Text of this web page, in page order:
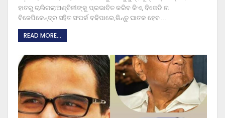
ହାତରୁ ଚାଲିଗଲାଅଶ୍ବିନୀଙ୍କୁ ପ୍ରଭାବିତ କରିବ କିଏ, ବିଜେଡି ନା
ବିଜେପିକେନ୍ଦ୍ର ସହିତ ସଂପର୍କ ବଢିପାରେ,କିନ୍ତୁ ଘାତକ ହେବ …
READ MORE...